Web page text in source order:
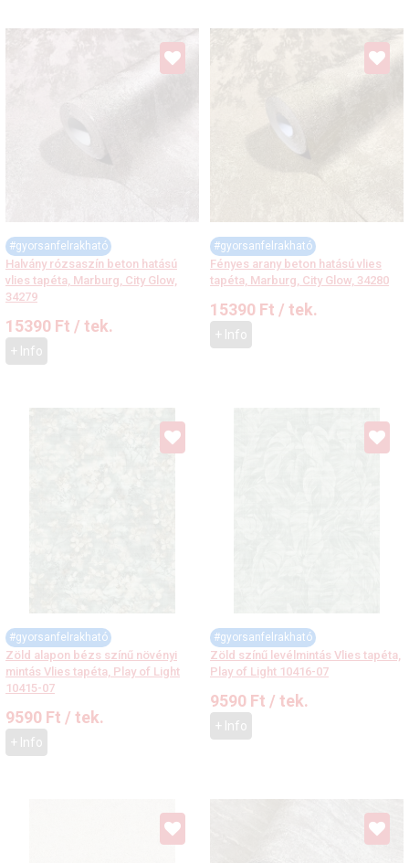
#gyorsanfelrakható
Halvány rózsaszín beton hatású
vlies tapéta, Marburg, City Glow,
34279
15390 Ft / tek.
+ Info
#gyorsanfelrakható
Fényes arany beton hatású vlies
tapéta, Marburg, City Glow, 34280
15390 Ft / tek.
+ Info
#gyorsanfelrakható
Zöld alapon bézs színű növényi
mintás Vlies tapéta, Play of Light
10415-07
9590 Ft / tek.
+ Info
#gyorsanfelrakható
Zöld színű levélmintás Vlies tapéta,
Play of Light 10416-07
9590 Ft / tek.
+ Info